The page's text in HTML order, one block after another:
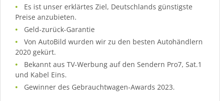
Es ist unser erklärtes Ziel, Deutschlands günstigste
Preise anzubieten.
Geld-zurück-Garantie
Von AutoBild wurden wir zu den besten Autohändlern
2020 gekürt.
Bekannt aus TV-Werbung auf den Sendern Pro7, Sat.1
und Kabel Eins.
Gewinner des Gebrauchtwagen-Awards 2023.